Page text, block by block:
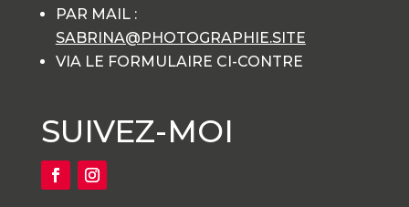
PAR MAIL :
SABRINA@PHOTOGRAPHIE.SITE
VIA LE FORMULAIRE CI-CONTRE
SUIVEZ-MOI